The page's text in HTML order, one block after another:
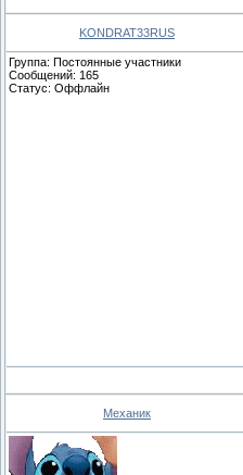
KONDRAT33RUS
Группа: Постоянные участники
Сообщений: 165
Статус: Оффлайн
Механик